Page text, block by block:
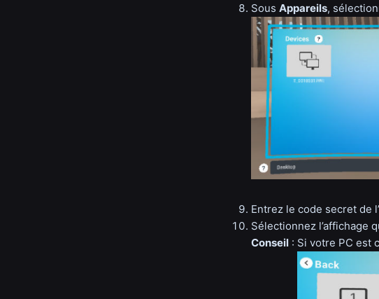
SousAppareils,
Entrez le code secret de
Sélectionnez l’affichage
Conseil : Si votre PC est